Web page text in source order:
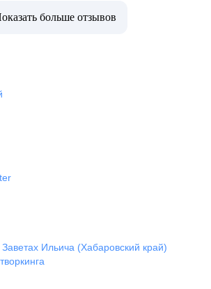
больше отзывов
Ильича (Хабаровский край)